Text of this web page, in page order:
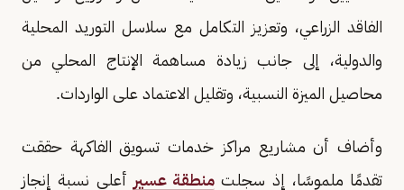
الفاقد الزراعي، وتعزيز التكامل مع سلاسل التوريد المحلية
والدولية، إلى جانب زيادة مساهمة الإنتاج المحلي من
محاصيل الميزة النسبية، وتقليل الاعتماد على الواردات.
وأضاف أن مشاريع مراكز خدمات تسويق الفاكهة حققت
تقدمًا ملموسًا، إذ سجلت منطقة عسير أعلى نسبة إنجاز